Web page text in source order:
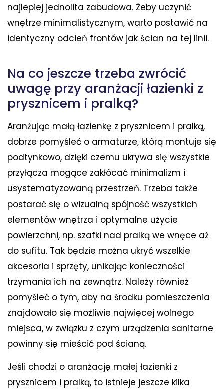
najlepiej jednolita zabudowa. Żeby uczynić
wnętrze minimalistycznym, warto postawić na
identyczny odcień frontów jak ścian na tej linii.
Na co jeszcze trzeba zwrócić
uwagę przy aranżacji łazienki z
prysznicem i pralką?
Aranżując małą łazienkę z prysznicem i pralką,
dobrze pomyśleć o armaturze, którą montuje się
podtynkowo, dzięki czemu ukrywa się wszystkie
przyłącza mogące zakłócać minimalizm i
usystematyzowaną przestrzeń. Trzeba także
postarać się o wizualną spójność wszystkich
elementów wnętrza i optymalne użycie
powierzchni, np. szafki nad pralką we wnęce aż
do sufitu. Tak będzie można ukryć wszelkie
akcesoria i sprzęty, unikając konieczności
trzymania ich na zewnątrz. Należy również
pomyśleć o tym, aby na środku pomieszczenia
znajdowało się możliwie najwięcej wolnego
miejsca, w związku z czym urządzenia sanitarne
powinny się mieścić pod ścianą.
Jeśli chodzi o aranżację małej łazienki z
prysznicem i pralką, to istnieje jeszcze kilka